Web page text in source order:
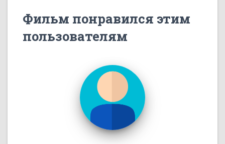
Фильм понравился этим
пользователям